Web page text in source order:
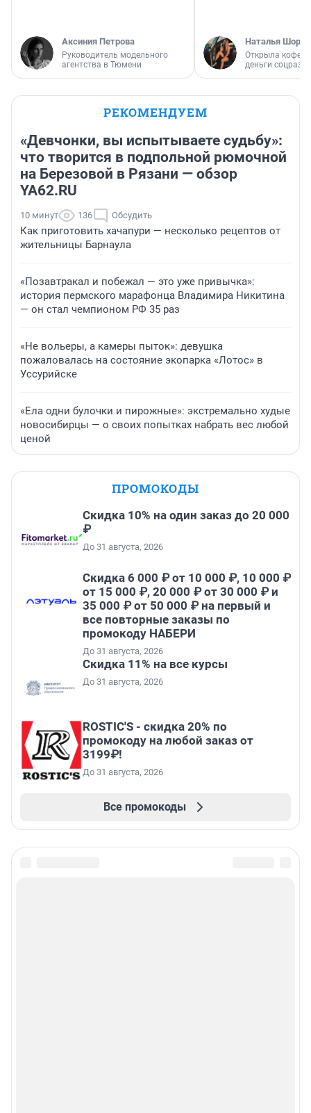
Аксиния Петрова
Руководитель модельного
агентства в Тюмени
Наталья
Открыла
деньги
РЕКОМЕНДУЕМ
«Девчонки, вы испытываете судьбу»:
что творится в подпольной рюмочной
на Березовой в Рязани — обзор
YA62.RU
10 минут 136 Обсудить
Как приготовить хачапури — несколько рецептов от
жительницы Барнаула
«Позавтракал и побежал — это уже привычка»:
история пермского марафонца Владимира Никитина
— он стал чемпионом РФ 35 раз
«Не вольеры, а камеры пыток»: девушка
пожаловалась на состояние экопарка «Лотос» в
Уссурийске
«Ела одни булочки и пирожные»: экстремально худые
новосибирцы — о своих попытках набрать вес любой
ценой
ПРОМОКОДЫ
Скидка 10% на один заказ до 20 000
₽
До 31 августа, 2026
Скидка 6 000 ₽ от 10 000 ₽, 10 000 ₽
от 15 000 ₽, 20 000 ₽ от 30 000 ₽ и
35 000 ₽ от 50 000 ₽ на первый и
все повторные заказы по
промокоду НАБЕРИ
До 31 августа, 2026
Скидка 11% на все курсы
До 31 августа, 2026
ROSTIC'S - скидка 20% по
промокоду на любой заказ от
3199₽!
До 31 августа, 2026
Все промокоды